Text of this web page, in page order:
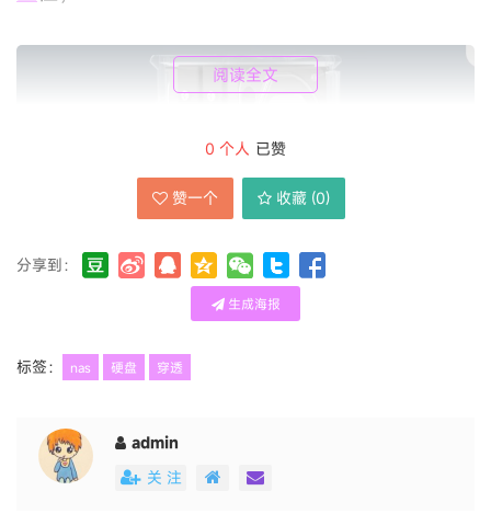
不是x86，适合只是做备份使用，docker可能玩不
阅读全文
0 个人 已赞
赞一个 收藏 (0)
分享到：
生成海报
标签： nas 硬盘 穿透
admin
关 注